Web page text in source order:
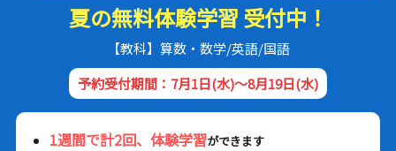
夏の無料体験学習 受付中！
【教科】算数・数学/英語/国語
予約受付期間：7月1日(水)～8月19日(水)
1週間で計2回、体験学習ができます